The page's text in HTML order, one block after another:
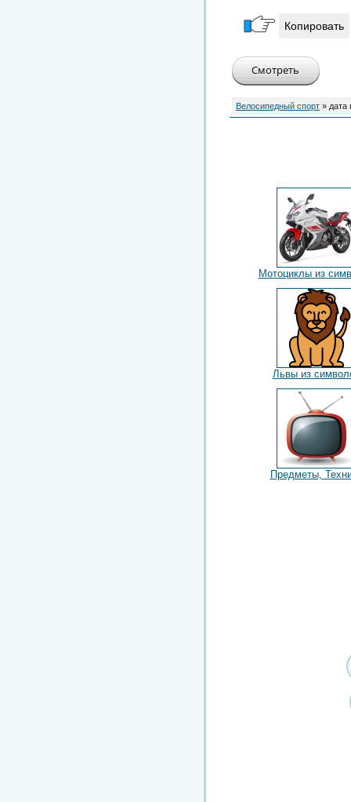
Копировать
Велосипедный спорт » дата
Мотоциклы из
Львы из
Предметы,